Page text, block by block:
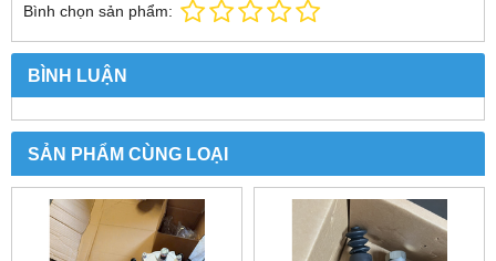
Bình chọn sản phẩm:
BÌNH LUẬN
SẢN PHẨM CÙNG LOẠI